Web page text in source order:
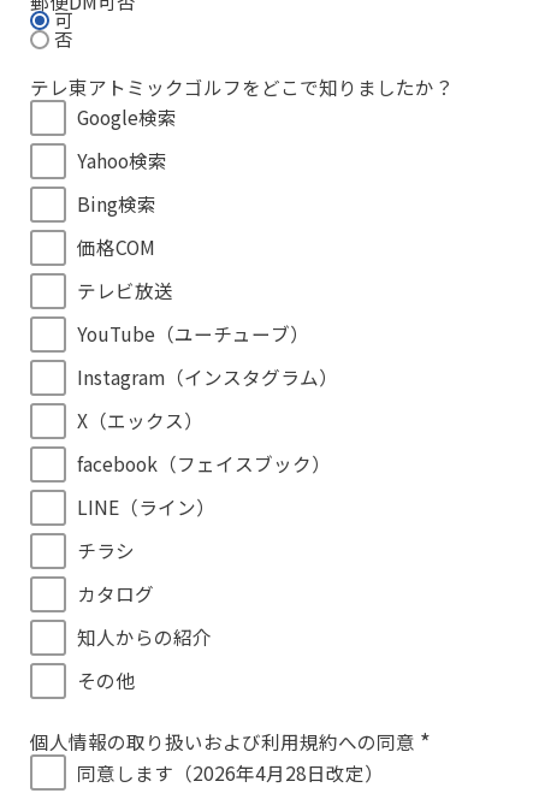
可
否
テレ東アトミックゴルフをどこで知りましたか？
Google検索
Yahoo検索
Bing検索
価格COM
テレビ放送
YouTube（ユーチューブ）
Instagram（インスタグラム）
X（エックス）
facebook（フェイスブック）
LINE（ライン）
チラシ
カタログ
知人からの紹介
その他
個人情報の取り扱いおよび利用規約への同意
同意します（2026年4月28日改定）